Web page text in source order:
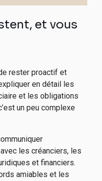
et vous
rester proactif et
en détail les
et les obligations
un peu complexe
les créanciers, les
et financiers.
amiables et les